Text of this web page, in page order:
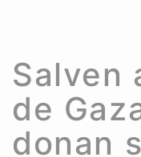
Salven
de
donan